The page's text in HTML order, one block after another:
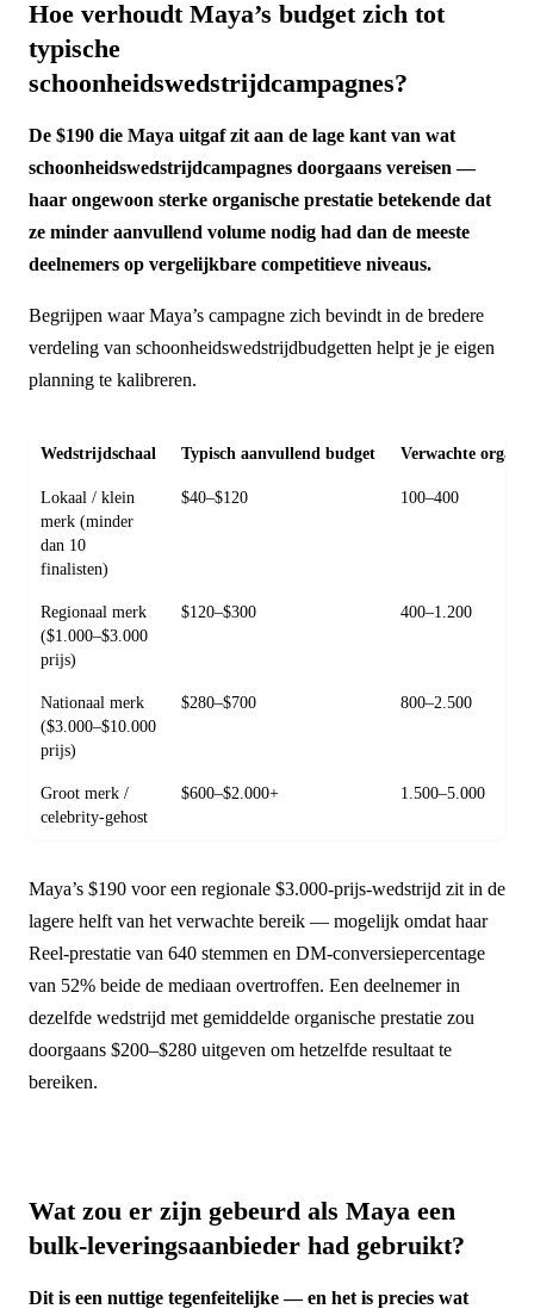
Hoe verhoudt Maya’s budget zich tot
typische
schoonheidswedstrijdcampagnes?
De $190 die Maya uitgaf zit aan de lage kant van wat
schoonheidswedstrijdcampagnes doorgaans vereisen —
haar ongewoon sterke organische prestatie betekende dat
ze minder aanvullend volume nodig had dan de meeste
deelnemers op vergelijkbare competitieve niveaus.
Begrijpen waar Maya’s campagne zich bevindt in de bredere
verdeling van schoonheidswedstrijdbudgetten helpt je je eigen
planning te kalibreren.
Wedstrijdschaal Typisch aanvullend budget Verwachte
Lokaal / klein
merk (minder
dan 10
finalisten)
$40–$120 100–400
Regionaal merk
($1.000–$3.000
prijs)
$120–$300 400–1.200
Nationaal merk
($3.000–$10.000
prijs)
$280–$700 800–2.500
Groot merk /
celebrity-gehost
$600–$2.000+ 1.500–5.000
Maya’s $190 voor een regionale $3.000-prijs-wedstrijd zit in de
lagere helft van het verwachte bereik — mogelijk omdat haar
Reel-prestatie van 640 stemmen en DM-conversiepercentage
van 52% beide de mediaan overtroffen. Een deelnemer in
dezelfde wedstrijd met gemiddelde organische prestatie zou
doorgaans $200–$280 uitgeven om hetzelfde resultaat te
bereiken.
Wat zou er zijn gebeurd als Maya een
bulk-leveringsaanbieder had gebruikt?
Dit is een nuttige tegenfeitelijke — en het is precies wat